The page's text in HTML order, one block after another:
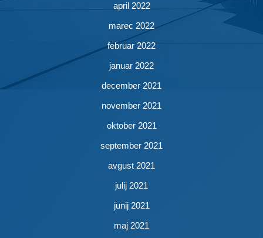
april 2022
marec 2022
februar 2022
januar 2022
december 2021
november 2021
oktober 2021
september 2021
avgust 2021
julij 2021
junij 2021
maj 2021